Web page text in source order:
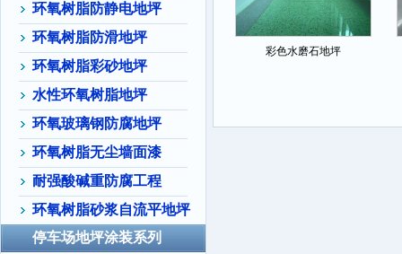
环氧树脂防静电地坪
环氧树脂防滑地坪
环氧树脂彩砂地坪
水性环氧树脂地坪
环氧玻璃钢防腐地坪
环氧树脂无尘墙面漆
耐强酸碱重防腐工程
环氧树脂砂浆自流平地坪
停车场地坪涂装系列
彩色水磨石地坪